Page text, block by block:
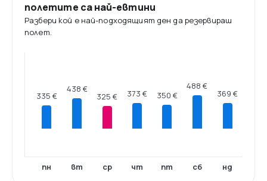
полетите са най-евтини
Разбери кой е най-подходящият ден да резервираш
полет.
335 €
пн
438 €
вт
325 €
ср
373 €
чт
350 €
пт
488 €
сб
369 €
нд